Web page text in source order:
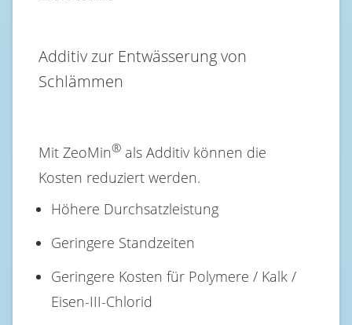
Additiv zur Entwässerung von
Schlämmen
Mit ZeoMin® als Additiv können die
Kosten reduziert werden.
Höhere Durchsatzleistung
Geringere Standzeiten
Geringere Kosten für Polymere / Kalk /
Eisen-III-Chlorid